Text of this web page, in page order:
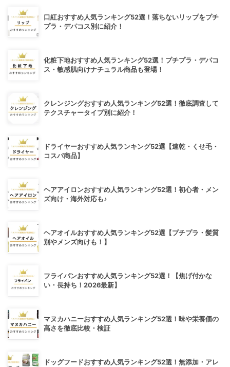
口紅おすすめ人気ランキング52選！落ちないリップをプチ
プラ・デパコス別に紹介！
化粧下地おすすめ人気ランキング52選！プチプラ・デパコ
ス・敏感肌向けナチュラル商品も登場！
クレンジングおすすめ人気ランキング52選！徹底調査して
テクスチャータイプ別に紹介！
ドライヤーおすすめ人気ランキング52選【速乾・くせ毛・
コスパ商品】
ヘアアイロンおすすめ人気ランキング52選！初心者・メン
ズ向け・海外対応も♪
ヘアオイルおすすめ人気ランキング52選【プチプラ・髪質
別やメンズ向けも！】
フライパンおすすめ人気ランキング52選！【焦げ付かな
い・長持ち！2026最新】
マヌカハニーおすすめ人気ランキング52選！味や栄養価の
高さを徹底比較・検証
ドッグフードおすすめ人気ランキング52選！無添加・アレ